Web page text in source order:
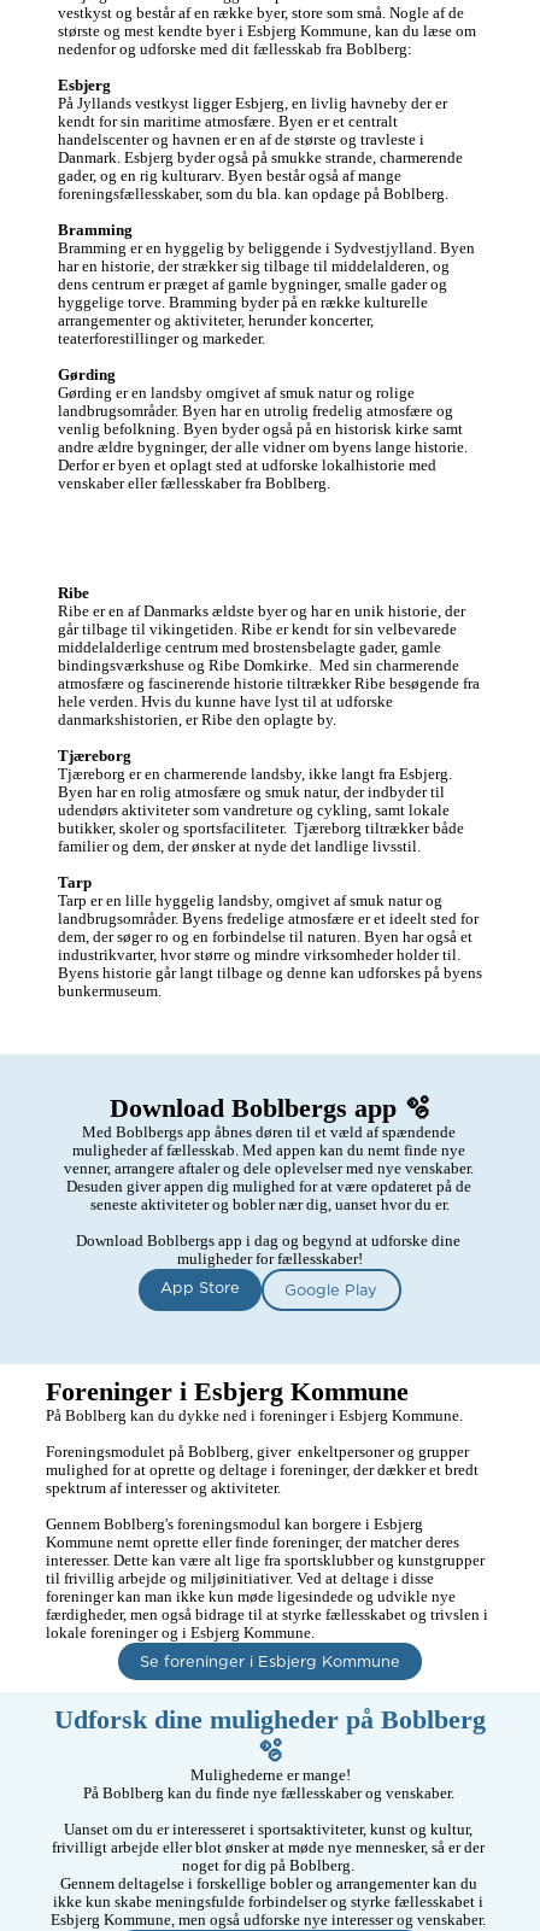
vestkyst og består af en række byer, store som små. Nogle af de
største og mest kendte byer i Esbjerg Kommune, kan du læse om
nedenfor og udforske med dit fællesskab fra Boblberg:
Esbjerg
På Jyllands vestkyst ligger Esbjerg, en livlig havneby der er
kendt for sin maritime atmosfære. Byen er et centralt
handelscenter og havnen er en af de største og travleste i
Danmark. Esbjerg byder også på smukke strande, charmerende
gader, og en rig kulturarv. Byen består også af mange
foreningsfællesskaber, som du bla. kan opdage på Boblberg.
Bramming
Bramming er en hyggelig by beliggende i Sydvestjylland. Byen
har en historie, der strækker sig tilbage til middelalderen, og
dens centrum er præget af gamle bygninger, smalle gader og
hyggelige torve. Bramming byder på en række kulturelle
arrangementer og aktiviteter, herunder koncerter,
teaterforestillinger og markeder.
Gørding
Gørding er en landsby omgivet af smuk natur og rolige
landbrugsområder. Byen har en utrolig fredelig atmosfære og
venlig befolkning. Byen byder også på en historisk kirke samt
andre ældre bygninger, der alle vidner om byens lange historie.
Derfor er byen et oplagt sted at udforske lokalhistorie med
venskaber eller fællesskaber fra Boblberg.
Ribe
Ribe er en af Danmarks ældste byer og har en unik historie, der
går tilbage til vikingetiden. Ribe er kendt for sin velbevarede
middelalderlige centrum med brostensbelagte gader, gamle
bindingsværkshuse og Ribe Domkirke.  Med sin charmerende
atmosfære og fascinerende historie tiltrækker Ribe besøgende fra
hele verden. Hvis du kunne have lyst til at udforske
danmarkshistorien, er Ribe den oplagte by.
Tjæreborg
Tjæreborg er en charmerende landsby, ikke langt fra Esbjerg.
Byen har en rolig atmosfære og smuk natur, der indbyder til
udendørs aktiviteter som vandreture og cykling, samt lokale
butikker, skoler og sportsfaciliteter.  Tjæreborg tiltrækker både
familier og dem, der ønsker at nyde det landlige livsstil.
Tarp
Tarp er en lille hyggelig landsby, omgivet af smuk natur og
landbrugsområder. Byens fredelige atmosfære er et ideelt sted for
dem, der søger ro og en forbindelse til naturen. Byen har også et
industrikvarter, hvor større og mindre virksomheder holder til.
Byens historie går langt tilbage og denne kan udforskes på byens
bunkermuseum.
Download Boblbergs app 🫧
Med Boblbergs app åbnes døren til et væld af spændende
muligheder af fællesskab. Med appen kan du nemt finde nye
venner, arrangere aftaler og dele oplevelser med nye venskaber.
Desuden giver appen dig mulighed for at være opdateret på de
seneste aktiviteter og bobler nær dig, uanset hvor du er.
Download Boblbergs app i dag og begynd at udforske dine
muligheder for fællesskaber!
App Store Google Play
Foreninger i Esbjerg Kommune
På Boblberg kan du dykke ned i foreninger i Esbjerg Kommune.
Foreningsmodulet på Boblberg, giver  enkeltpersoner og grupper
mulighed for at oprette og deltage i foreninger, der dækker et bredt
spektrum af interesser og aktiviteter.
Gennem Boblberg's foreningsmodul kan borgere i Esbjerg
Kommune nemt oprette eller finde foreninger, der matcher deres
interesser. Dette kan være alt lige fra sportsklubber og kunstgrupper
til frivillig arbejde og miljøinitiativer. Ved at deltage i disse
foreninger kan man ikke kun møde ligesindede og udvikle nye
færdigheder, men også bidrage til at styrke fællesskabet og trivslen i
lokale foreninger og i Esbjerg Kommune.
Se foreninger i Esbjerg Kommune
Udforsk dine muligheder på Boblberg
🫧
Mulighederne er mange!
På Boblberg kan du finde nye fællesskaber og venskaber.
Uanset om du er interesseret i sportsaktiviteter, kunst og kultur,
frivilligt arbejde eller blot ønsker at møde nye mennesker, så er der
noget for dig på Boblberg.
Gennem deltagelse i forskellige bobler og arrangementer kan du
ikke kun skabe meningsfulde forbindelser og styrke fællesskabet i
Esbjerg Kommune, men også udforske nye interesser og venskaber.